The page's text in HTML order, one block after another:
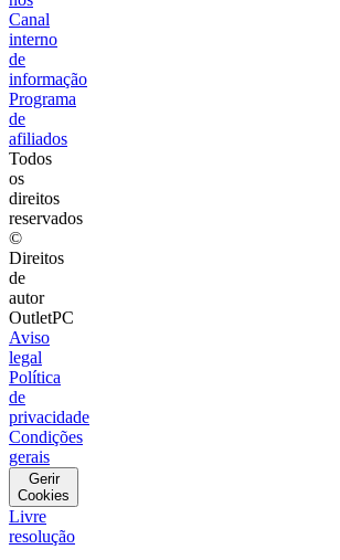
Canal
interno
de
informação
Programa
de
afiliados
Todos
os
direitos
reservados
©
Direitos
de
autor
OutletPC
Aviso
legal
Política
de
privacidade
Condições
gerais
Gerir
Cookies
Livre
resolução